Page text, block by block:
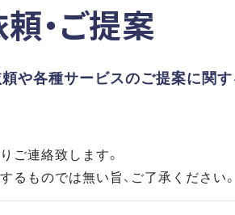
・ご提案
や各種サービスのご提案に関
ご連絡致します。
るものでは無い旨、ご了承ください。